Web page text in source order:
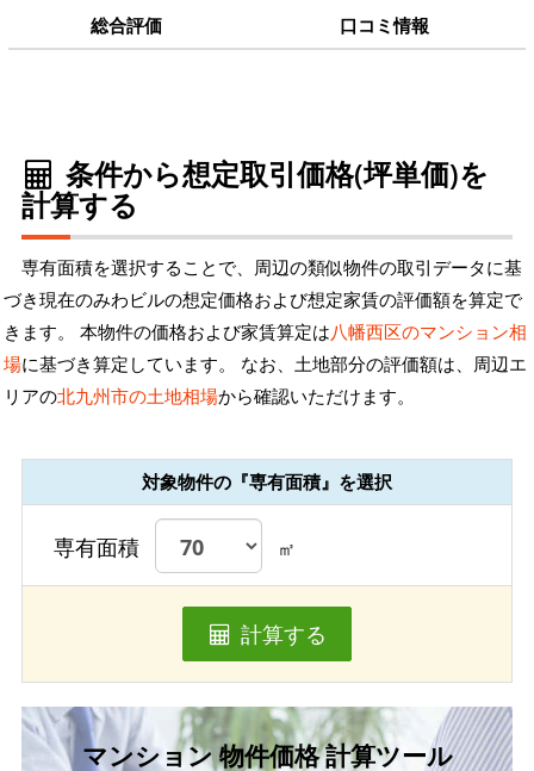
総合評価 口コミ情報
条件から想定取引価格(坪単価)を
計算する
専有面積を選択することで、周辺の類似物件の取引データに基
づき現在のみわビルの想定価格および想定家賃の評価額を算定で
きます。 本物件の価格および家賃算定は八幡西区のマンション相
場に基づき算定しています。 なお、土地部分の評価額は、周辺エ
リアの北九州市の土地相場から確認いただけます。
対象物件の『専有面積』を選択
専有面積 ㎡
計算する
マンション 物件価格 計算ツール